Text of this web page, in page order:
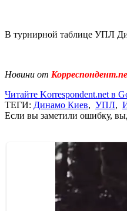
В турнирной таблице УПЛ
Новини от
Читайте Korrespondent.net в
ТЕГИ: Динамо Киев, УПЛ,
Если вы заметили ошибку,